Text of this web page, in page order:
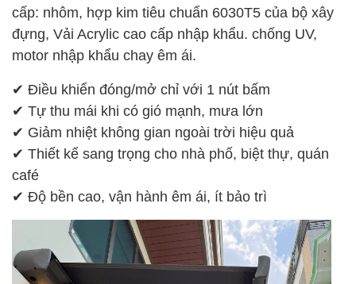
cấp: nhôm, hợp kim tiêu chuẩn 6030T5 của bộ xây
đựng, Vải Acrylic cao cấp nhập khẩu. chống UV,
motor nhập khẩu chay êm ái.
✔ Điều khiển đóng/mở chỉ với 1 nút bấm
✔ Tự thu mái khi có gió mạnh, mưa lớn
✔ Giảm nhiệt không gian ngoài trời hiệu quả
✔ Thiết kế sang trọng cho nhà phố, biệt thự, quán
café
✔ Độ bền cao, vận hành êm ái, ít bảo trì